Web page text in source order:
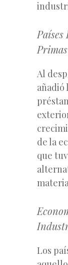
Primas
Al
añadió
de la
que
Los